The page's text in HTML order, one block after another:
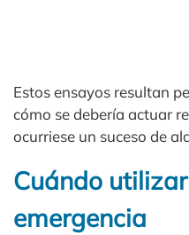
Estos ensayos resultan
cómo se debería actuar
ocurriese un suceso de
Cuándo
emergencia